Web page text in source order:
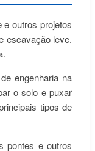
e outros projetos
escavação leve.
engenharia na
o solo e puxar
tipos de
pontes e outros